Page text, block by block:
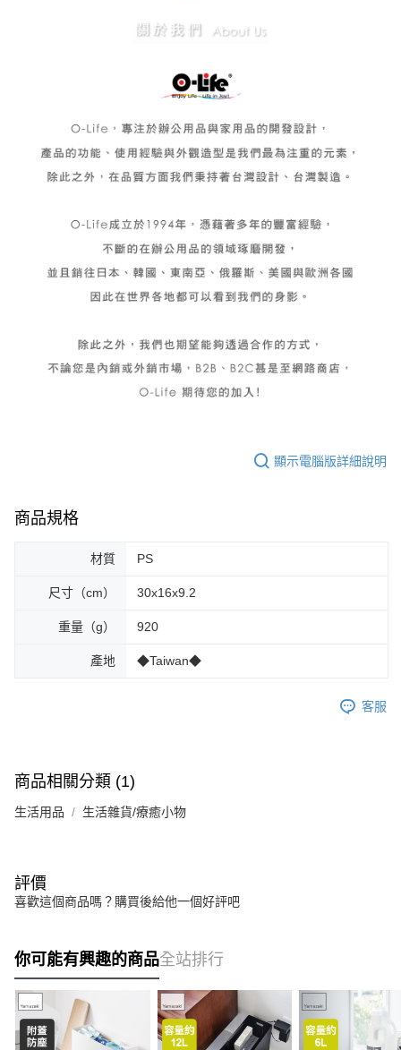
顯示電腦版詳細說明
商品規格
材質 PS
尺寸（cm） 30x16x9.2
重量（g） 920
產地 ◆Taiwan◆
客服
商品相關分類 (1)
生活用品 生活雜貨/療癒小物
評價
喜歡這個商品嗎？購買後給他一個好評吧
你可能有興趣的商品全站排行